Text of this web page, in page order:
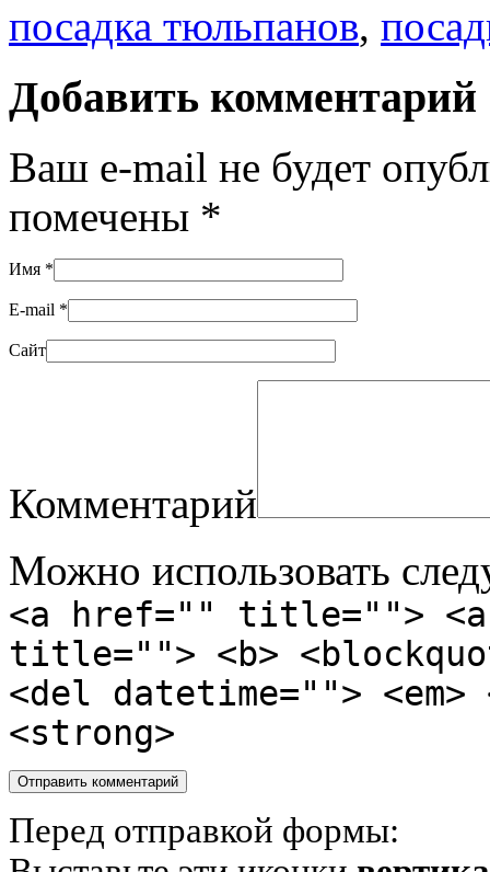
посадка тюльпанов,
Добавить комментарий
Ваш e-mail не будет
помечены *
Имя *
E-mail *
Сайт
Комментарий
Можно использовать
<a href="" title="">
title=""> <b>
<del datetime="">
<strong>
Перед отправкой формы: